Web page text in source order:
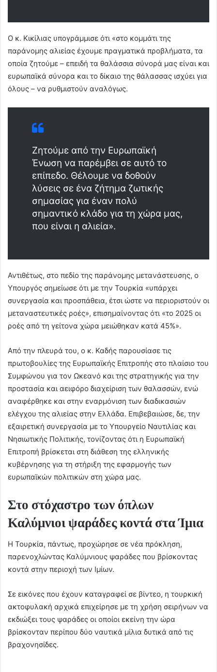
Ο κ. Κικίλιας υπογράμμισε ότι «στο κομμάτι της
παράνομης αλιείας έχουμε πραγματικά προβλήματα, τα
οποία ζητούμε – επειδή τα θαλάσσια σύνορά μας είναι και
ευρωπαϊκά σύνορα και το δίκαιο της θάλασσας ισχύει για
όλους – να ρυθμιστούν αναλόγως.
Ζητούμε από την Ευρωπαϊκή
Ένωση να παρέμβει σε αυτό το
επίπεδο. Θέλουμε να δοθούν
λύσεις σε ένα ζήτημα ζωτικής
σημασίας για έναν πολύ
σημαντικό κλάδο για τη χώρα μας,
που είναι η αλιεία».
Αντιθέτως, στο πεδίο της παράνομης μετανάστευσης, ο
Υπουργός σημείωσε ότι με την Τουρκία «υπάρχει
συνεργασία και προσπάθεια, έτσι ώστε να περιοριστούν οι
μεταναστευτικές ροές», επισημαίνοντας ότι «το 2025 οι
ροές από τη γείτονα χώρα μειώθηκαν κατά 45%».
Από την πλευρά του, ο κ. Καδής παρουσίασε τις
πρωτοβουλίες της Ευρωπαϊκής Επιτροπής στο πλαίσιο του
Συμφώνου για τον Ωκεανό και της στρατηγικής για την
προστασία και αειφόρο διαχείριση των θαλασσών, ενώ
αναφέρθηκε και στην εναρμόνιση των διαδικασιών
ελέγχου της αλιείας στην Ελλάδα. Επιβεβαιώσε, δε, την
εξαιρετική συνεργασία με το Υπουργείο Ναυτιλίας και
Νησιωτικής Πολιτικής, τονίζοντας ότι η Ευρωπαϊκή
Επιτροπή βρίσκεται στη διάθεση της ελληνικής
κυβέρνησης για τη στήριξη της εφαρμογής των
ευρωπαϊκών πολιτικών στη χώρα μας.
Στο στόχαστρο των όπλων
Καλύμνιοι ψαράδες κοντά στα Ίμια
H Τουρκία, πάντως, προχώρησε σε νέα πρόκληση,
παρενοχλώντας Καλύμνιους ψαράδες που βρίσκοντας
κοντά στην περιοχή των Ιμίων.
Σε εικόνες που έχουν καταγραφεί σε βίντεο, η τουρκική
ακτοφυλακή αρχικά επιχείρησε με τη χρήση σειρήνων να
εκδιώξει τους ψαράδες οι οποίοι εκείνη την ώρα
βρίσκονταν περίπου δύο ναυτικά μίλια δυτικά από τις
βραχονησίδες.